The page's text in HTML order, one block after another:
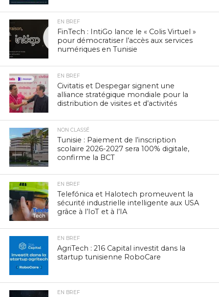
EN BREF
FinTech : IntiGo lance le « Colis Virtuel »
pour démocratiser l’accès aux services
numériques en Tunisie
EN BREF
Civitatis et Despegar signent une
alliance stratégique mondiale pour la
distribution de visites et d’activités
NON CLASSÉ
Tunisie : Paiement de l’inscription
scolaire 2026-2027 sera 100% digitale,
confirme la BCT
EN BREF
Telefónica et Halotech promeuvent la
sécurité industrielle intelligente aux USA
grâce à l’IoT et à l’IA
EN BREF
AgriTech : 216 Capital investit dans la
startup tunisienne RoboCare
EN BREF